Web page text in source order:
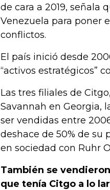
de cara a 2019, señala
Venezuela para poner
conflictos.
El país inició desde
“activos estratégicos”
Las tres filiales de
Savannah en Georgia,
ser vendidas entre
deshace de 50% de
en sociedad con Ruhr
También se
que tenía Citgo a lo